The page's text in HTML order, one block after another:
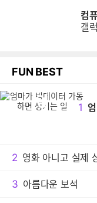
컴
갤
FUN BEST
1
엄
2
3 아름다운 보석